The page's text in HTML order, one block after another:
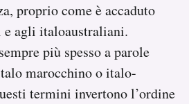
proprio come è accaduto
agli italoaustraliani.
più spesso a parole
marocchino o italo-
termini invertono l’ordine